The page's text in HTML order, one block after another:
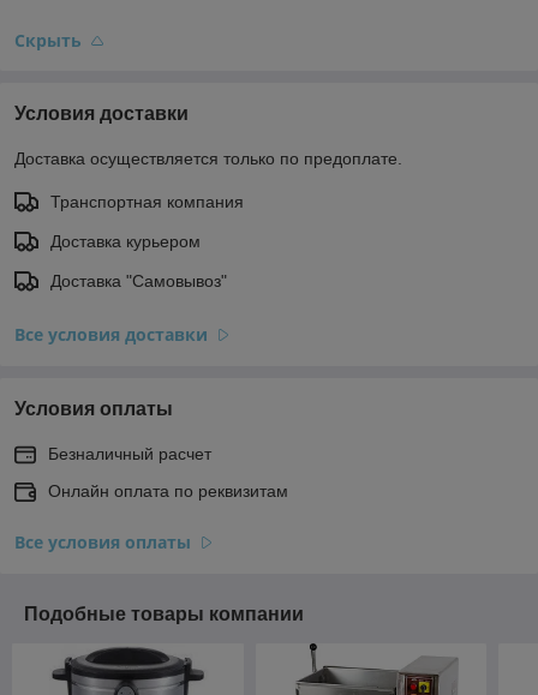
Скрыть
Условия доставки
Доставка осуществляется только по предоплате.
Транспортная компания
Доставка курьером
Доставка "Самовывоз"
Все условия доставки
Условия оплаты
Безналичный расчет
Онлайн оплата по реквизитам
Все условия оплаты
Подобные товары компании